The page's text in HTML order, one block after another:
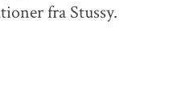
fra Stussy.